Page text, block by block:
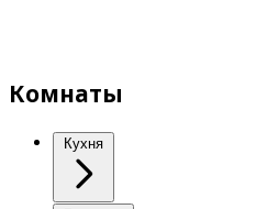
Комнаты
Кухня